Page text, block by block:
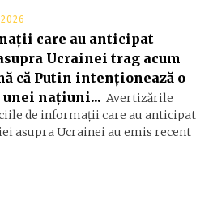
care au anticipat
Ucrainei trag acum
că Putin intenționează o
națiuni... Avertizările
de informații care au anticipat
asupra Ucrainei au emis recent